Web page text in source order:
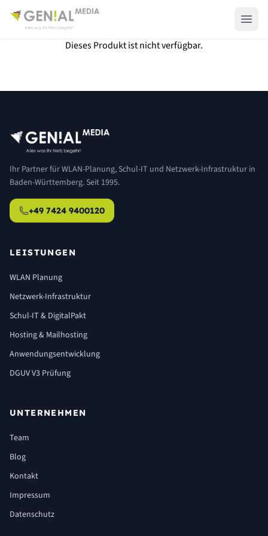
Dieses Produkt ist nicht verfügbar.
Ihr Partner für WLAN-Planung, Schul-IT und Netzwerk-Infrastruktur in
Baden-Württemberg. Seit 1995.
+49 7424 9400120
LEISTUNGEN
WLAN Planung
Netzwerk-Infrastruktur
Schul-IT & DigitalPakt
Hosting & Mailhosting
Anwendungsentwicklung
DGUV V3 Prüfung
UNTERNEHMEN
Team
Blog
Kontakt
Impressum
Datenschutz